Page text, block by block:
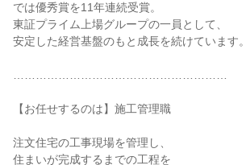
では優秀賞を11年連続受賞。
東証プライム上場グループの一員として、
安定した経営基盤のもと成長を続けています。
【お任せするのは】施工管理職
注文住宅の工事現場を管理し、
住まいが完成するまでの工程を